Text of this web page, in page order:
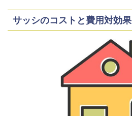
サッシのコストと費用対効果